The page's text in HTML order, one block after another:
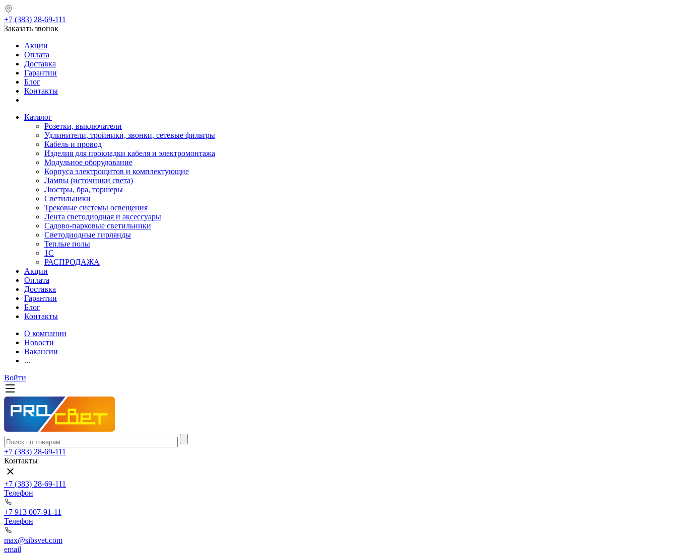
+7 (383) 28-69-111
Заказать звонок
Акции
Оплата
Доставка
Гарантии
Блог
Контакты
Каталог
Розетки, выключатели
Удлинители, тройники, звонки, сетевые фильтры
Кабель и провод
Изделия для прокладки кабеля и электромонтажа
Модульное оборудование
Корпуса электрощитов и комплектующие
Лампы (источники света)
Люстры, бра, торшеры
Светильники
Трековые системы освещения
Лента светодиодная и аксессуары
Садово-парковые светильники
Светодиодные гирлянды
Теплые полы
1С
РАСПРОДАЖА
Акции
Оплата
Доставка
Гарантии
Блог
Контакты
О компании
Новости
Вакансии
...
Войти
+7 (383) 28-69-111
Контакты
+7 (383) 28-69-111
Телефон
+7 913 007-91-11
Телефон
max@sibsvet.com
email